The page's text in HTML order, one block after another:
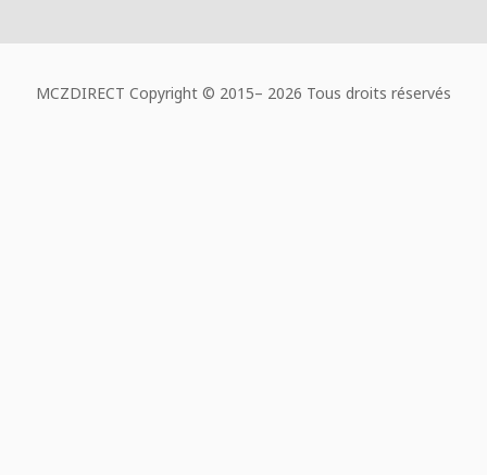
MCZDIRECT Copyright © 2015– 2026 Tous droits réservés